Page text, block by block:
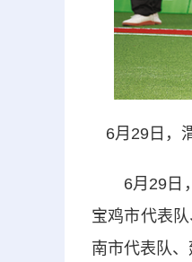
6月29日，
6月29日，
宝鸡市代表
南市代表队、